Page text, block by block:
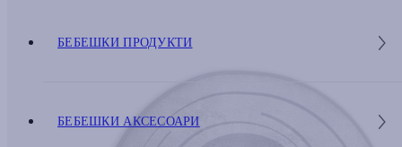
БЕБЕШКИ ПРОДУКТИ
БЕБЕШКИ АКСЕСОАРИ